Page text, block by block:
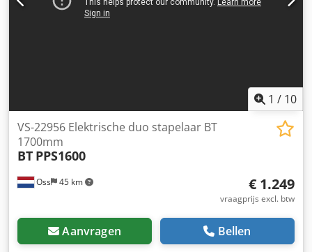
356 uur De stapelaar is nog in gebruik, waardoor het
daadwerkelijke aantal bedrijfsuren bij aankoop licht kan
1 / 10
Oss 45 km
VS-22956 Elektrische duo stapelaar BT
1700mm
BT PPS1600
€ 1.249
vraagprijs excl. btw
Aanvragen Bellen